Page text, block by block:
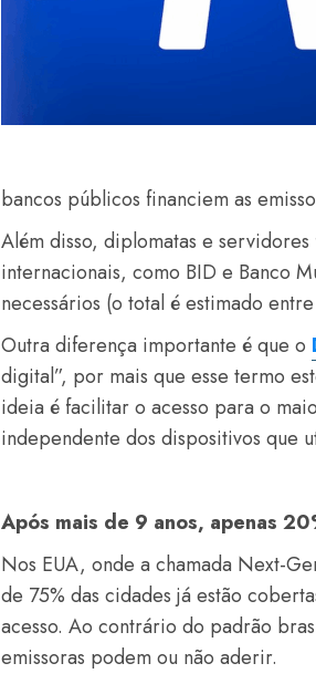
bancos públicos financiem as
Além disso, diplomatas e
internacionais, como BID e Banco
necessários (o total é estimado
Outra diferença importante é que o
digital”, por mais que esse termo
ideia é facilitar o acesso para o
independente dos dispositivos que
Após mais de 9 anos, apenas
Nos EUA, onde a chamada Next-
de 75% das cidades já estão
acesso. Ao contrário do padrão
emissoras podem ou não aderir.